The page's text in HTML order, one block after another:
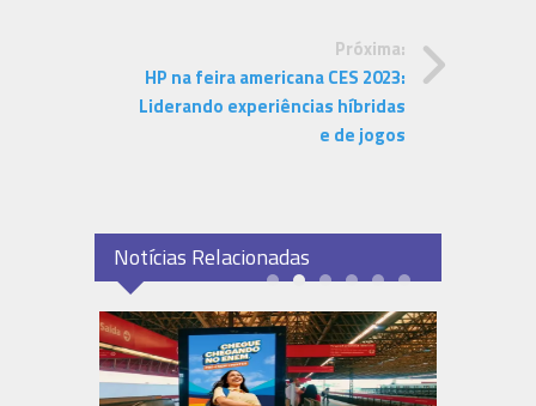
Próxima:
HP na feira americana CES 2023:
Liderando experiências híbridas
e de jogos
Notícias Relacionadas